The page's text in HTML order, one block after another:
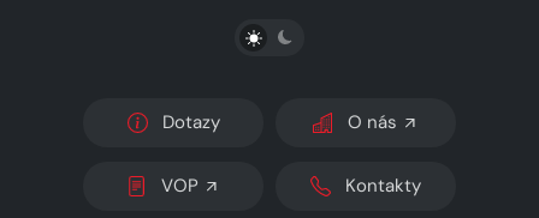
PŘEPNOUT SVĚTLÝ/TMAVÝ REŽIM
Dotazy O nás
VOP Kontakty